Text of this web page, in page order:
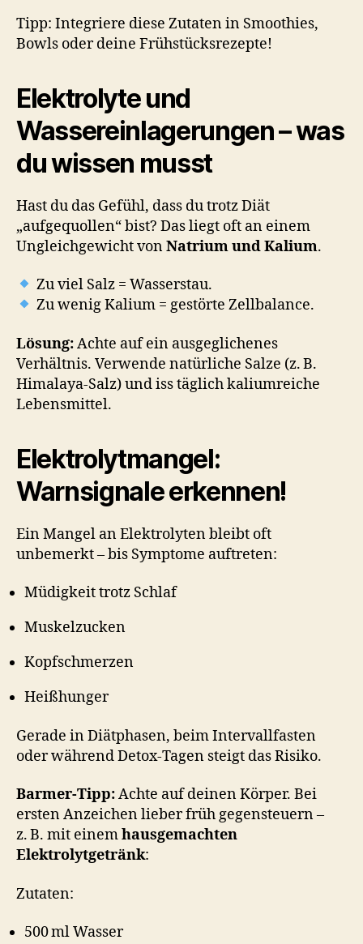
Tipp: Integriere diese Zutaten in Smoothies,
Bowls oder deine Frühstücksrezepte!
Elektrolyte und
Wassereinlagerungen – was
du wissen musst
Hast du das Gefühl, dass du trotz Diät
„aufgequollen“ bist? Das liegt oft an einem
Ungleichgewicht vonNatrium und Kalium.
Zu viel Salz = Wasserstau.
Zu wenig Kalium = gestörte Zellbalance.
Lösung:Achte auf ein ausgeglichenes
Verhältnis. Verwende natürliche Salze (z. B.
Himalaya-Salz) und iss täglich kaliumreiche
Lebensmittel.
Elektrolytmangel:
Warnsignale erkennen!
Ein Mangel an Elektrolyten bleibt oft
unbemerkt – bis Symptome auftreten:
Müdigkeit trotz Schlaf
Muskelzucken
Kopfschmerzen
Heißhunger
Gerade in Diätphasen, beim Intervallfasten
oder während Detox-Tagen steigt das Risiko.
Barmer-Tipp:Achte auf deinen Körper. Bei
ersten Anzeichen lieber früh gegensteuern –
z. B. mit einemhausgemachten
Elektrolytgetränk:
Zutaten:
500 ml Wasser